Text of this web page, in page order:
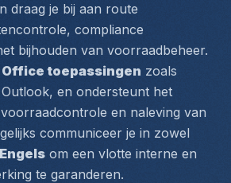
draag je bij aan route
compliance
bijhouden van voorraadbeheer.
Office toepassingen zoals
en ondersteunt het
en naleving van
om een vlotte interne en
te garanderen.